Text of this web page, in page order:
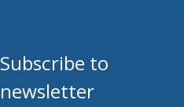
Subscribe to
newsletter